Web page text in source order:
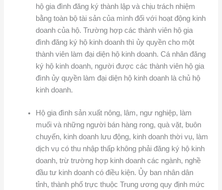
hộ gia đình đăng ký thành lập và chịu trách nhiệm
bằng toàn bộ tài sản của mình đối với hoạt động kinh
doanh của hộ. Trường hợp các thành viên hộ gia
đình đăng ký hộ kinh doanh thì ủy quyền cho một
thành viên làm đại diện hộ kinh doanh. Cá nhân đăng
ký hộ kinh doanh, người được các thành viên hộ gia
đình ủy quyền làm đại diện hộ kinh doanh là chủ hộ
kinh doanh.
Hộ gia đình sản xuất nông, lâm, ngư nghiệp, làm
muối và những người bán hàng rong, quà vặt, buôn
chuyến, kinh doanh lưu động, kinh doanh thời vụ, làm
dịch vụ có thu nhập thấp không phải đăng ký hộ kinh
doanh, trừ trường hợp kinh doanh các ngành, nghề
đầu tư kinh doanh có điều kiện. Ủy ban nhân dân
tỉnh, thành phố trực thuộc Trung ương quy định mức